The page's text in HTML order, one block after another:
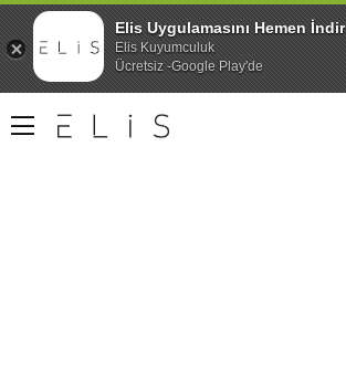
Elis Uygulamasını Hemen İndir
Elis Kuyumculuk
Ücretsiz -Google Play'de